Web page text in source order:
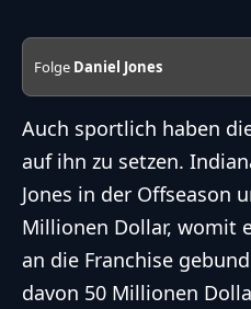
Folge Daniel Jones
Auch sportlich haben
auf ihn zu setzen.
Jones in der Offseason
Millionen Dollar, womit
an die Franchise
davon 50 Millionen